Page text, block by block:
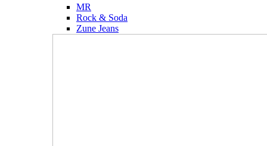
MR
Rock & Soda
Zune Jeans